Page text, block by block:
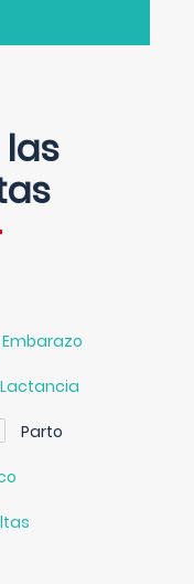
Embarazo
Lactancia
Parto